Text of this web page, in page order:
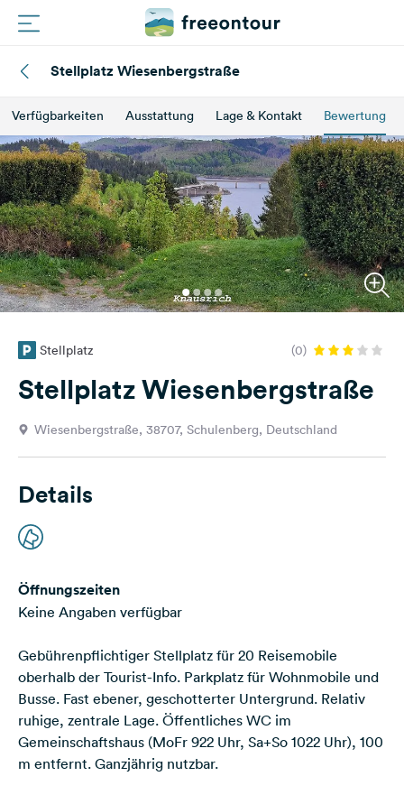
Routen
Plätze
Magazin
Partner
Registrieren
Einloggen
Fragen &
Feedback
Sprache:
Folge
uns
Social
Media
Instagram
Stellplatz Wiesenbergstraße
Verfügbarkeiten Ausstattung Lage & Kontakt Bewertung
Stellplatz (0)
Stellplatz Wiesenbergstraße
Wiesenbergstraße, 38707, Schulenberg, Deutschland
Details
Öffnungszeiten
Keine Angaben verfügbar
Gebührenpflichtiger Stellplatz für 20 Reisemobile
oberhalb der Tourist-Info. Parkplatz für Wohnmobile und
Busse. Fast ebener, geschotterter Untergrund. Relativ
ruhige, zentrale Lage. Öffentliches WC im
Gemeinschaftshaus (MoFr 922 Uhr, Sa+So 1022 Uhr), 100
m entfernt. Ganzjährig nutzbar.